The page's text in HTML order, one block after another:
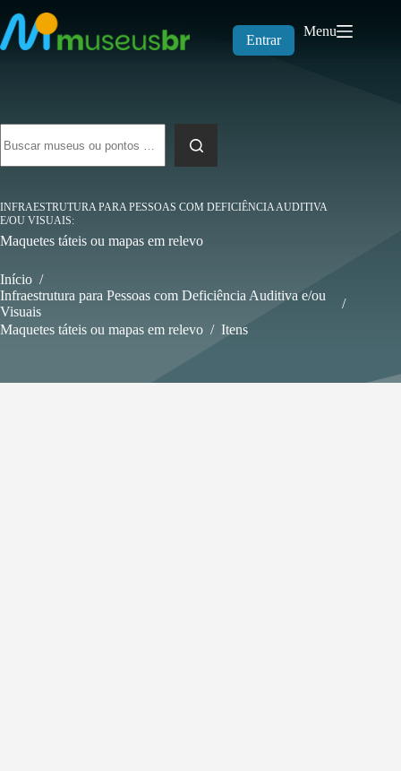
para
o
conteúdo
Entrar
Menu
resultados
INFRAESTRUTURA PARA PESSOAS COM DEFICIÊNCIA AUDITIVA
E/OU VISUAIS
Maquetes táteis ou mapas em relevo
Início /
Infraestrutura para Pessoas com Deficiência Auditiva e/ou
Visuais
/
Maquetes táteis ou mapas em relevo / Itens